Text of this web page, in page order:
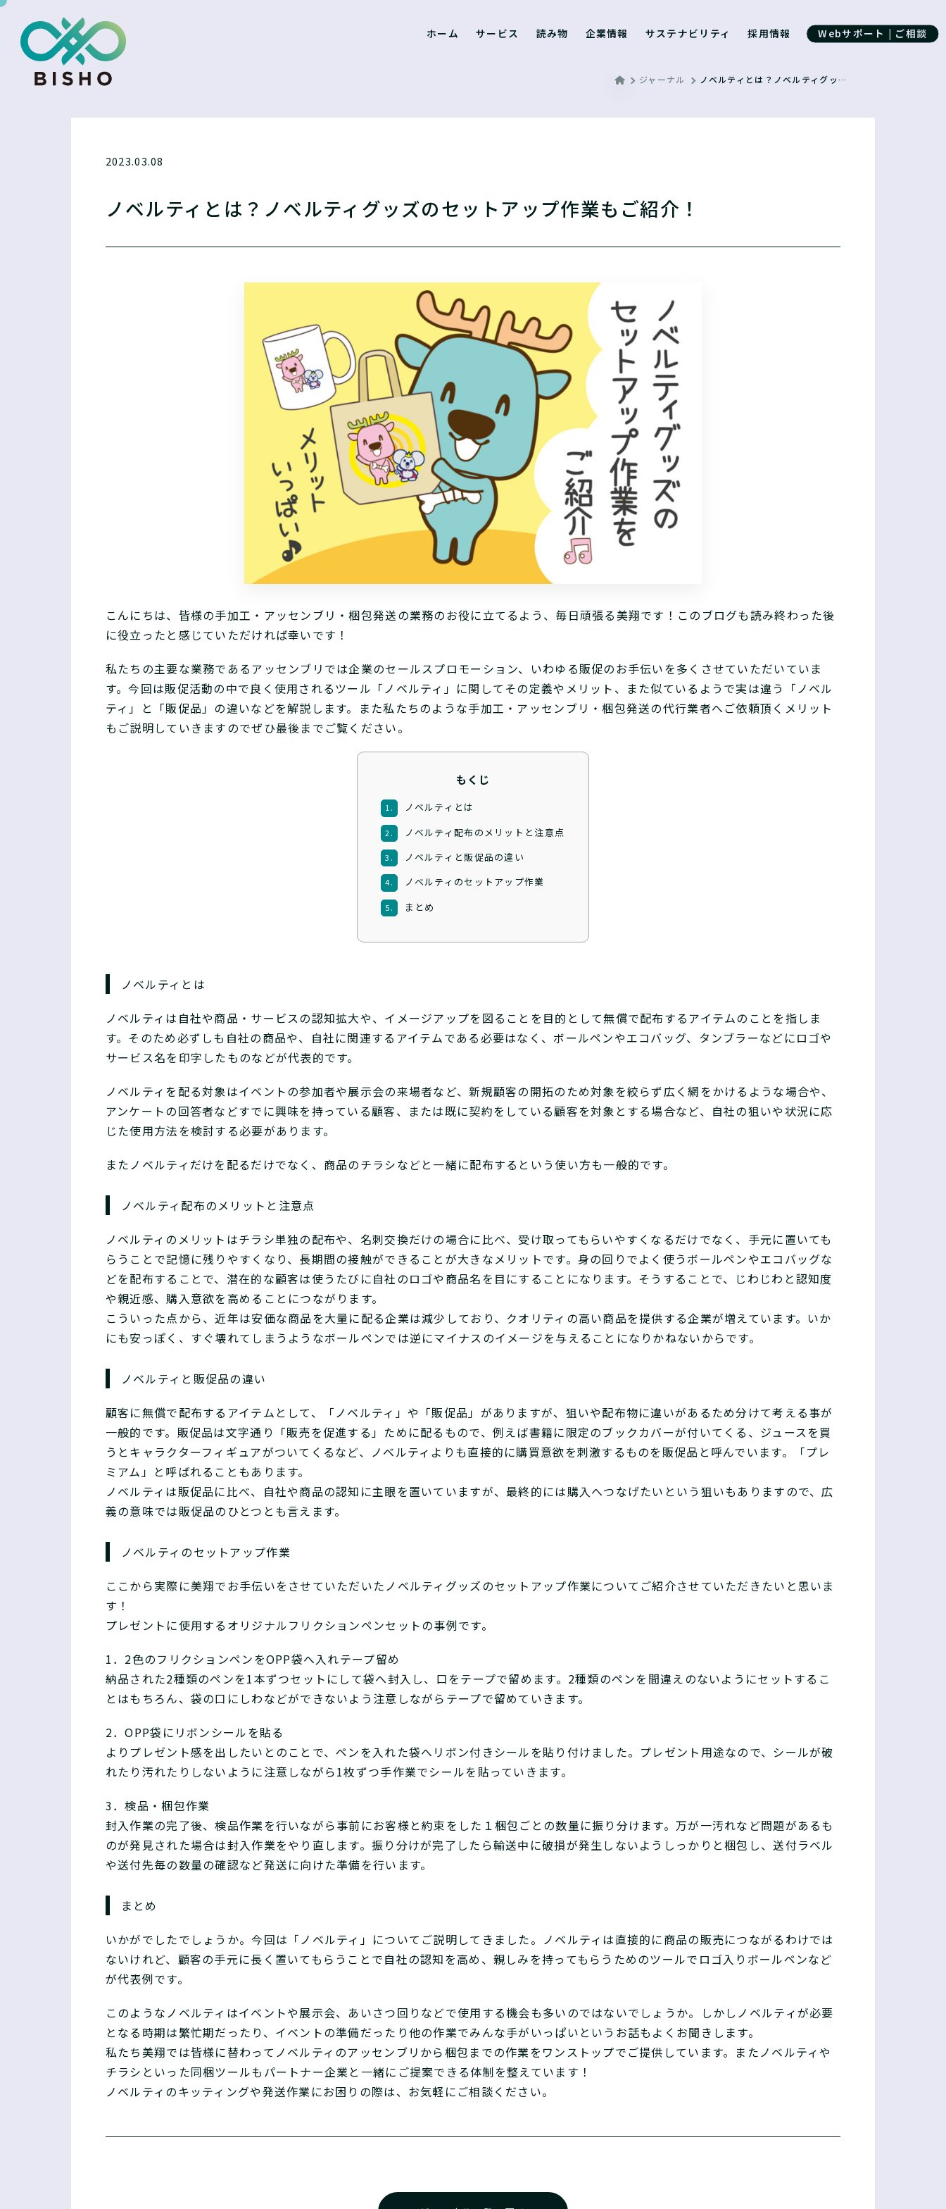
ホーム サービス 読み物 企業情報 サステナビリティ 採用情報 Webサポート | ご相談
ジャーナル ノベルティとは？ノベルティグッズのセットアップ作業もご紹介！
2023.03.08
ノベルティとは？ノベルティグッズのセットアップ作業もご紹介！
こんにちは、皆様の手加工・アッセンブリ・梱包発送の業務のお役に立てるよう、毎日頑張る美翔です！このブログも読み終わった後
に役立ったと感じていただければ幸いです！
私たちの主要な業務であるアッセンブリでは企業のセールスプロモーション、いわゆる販促のお手伝いを多くさせていただいていま
す。今回は販促活動の中で良く使用されるツール「ノベルティ」に関してその定義やメリット、また似ているようで実は違う「ノベル
ティ」と「販促品」の違いなどを解説します。また私たちのような手加工・アッセンブリ・梱包発送の代行業者へご依頼頂くメリット
もご説明していきますのでぜひ最後までご覧ください。
もくじ
1. ノベルティとは
2. ノベルティ配布のメリットと注意点
3. ノベルティと販促品の違い
4. ノベルティのセットアップ作業
5. まとめ
ノベルティとは
ノベルティは自社や商品・サービスの認知拡大や、イメージアップを図ることを目的として無償で配布するアイテムのことを指しま
す。そのため必ずしも自社の商品や、自社に関連するアイテムである必要はなく、ボールペンやエコバッグ、タンブラーなどにロゴや
サービス名を印字したものなどが代表的です。
ノベルティを配る対象はイベントの参加者や展示会の来場者など、新規顧客の開拓のため対象を絞らず広く網をかけるような場合や、
アンケートの回答者などすでに興味を持っている顧客、または既に契約をしている顧客を対象とする場合など、自社の狙いや状況に応
じた使用方法を検討する必要があります。
またノベルティだけを配るだけでなく、商品のチラシなどと一緒に配布するという使い方も一般的です。
ノベルティ配布のメリットと注意点
ノベルティのメリットはチラシ単独の配布や、名刺交換だけの場合に比べ、受け取ってもらいやすくなるだけでなく、手元に置いても
らうことで記憶に残りやすくなり、長期間の接触ができることが大きなメリットです。身の回りでよく使うボールペンやエコバッグな
どを配布することで、潜在的な顧客は使うたびに自社のロゴや商品名を目にすることになります。そうすることで、じわじわと認知度
や親近感、購入意欲を高めることにつながります。
こういった点から、近年は安価な商品を大量に配る企業は減少しており、クオリティの高い商品を提供する企業が増えています。いか
にも安っぽく、すぐ壊れてしまうようなボールペンでは逆にマイナスのイメージを与えることになりかねないからです。
ノベルティと販促品の違い
顧客に無償で配布するアイテムとして、「ノベルティ」や「販促品」がありますが、狙いや配布物に違いがあるため分けて考える事が
一般的です。販促品は文字通り「販売を促進する」ために配るもので、例えば書籍に限定のブックカバーが付いてくる、ジュースを買
うとキャラクターフィギュアがついてくるなど、ノベルティよりも直接的に購買意欲を刺激するものを販促品と呼んでいます。「プレ
ミアム」と呼ばれることもあります。
ノベルティは販促品に比べ、自社や商品の認知に主眼を置いていますが、最終的には購入へつなげたいという狙いもありますので、広
義の意味では販促品のひとつとも言えます。
ノベルティのセットアップ作業
ここから実際に美翔でお手伝いをさせていただいたノベルティグッズのセットアップ作業についてご紹介させていただきたいと思いま
す！
プレゼントに使用するオリジナルフリクションペンセットの事例です。
1．2色のフリクションペンをOPP袋へ入れテープ留め
納品された2種類のペンを1本ずつセットにして袋へ封入し、口をテープで留めます。2種類のペンを間違えのないようにセットするこ
とはもちろん、袋の口にしわなどができないよう注意しながらテープで留めていきます。
2．OPP袋にリボンシールを貼る
よりプレゼント感を出したいとのことで、ペンを入れた袋へリボン付きシールを貼り付けました。プレゼント用途なので、シールが破
れたり汚れたりしないように注意しながら1枚ずつ手作業でシールを貼っていきます。
3．検品・梱包作業
封入作業の完了後、検品作業を行いながら事前にお客様と約束をした１梱包ごとの数量に振り分けます。万が一汚れなど問題があるも
のが発見された場合は封入作業をやり直します。振り分けが完了したら輸送中に破損が発生しないようしっかりと梱包し、送付ラベル
や送付先毎の数量の確認など発送に向けた準備を行います。
まとめ
いかがでしたでしょうか。今回は「ノベルティ」についてご説明してきました。ノベルティは直接的に商品の販売につながるわけでは
ないけれど、顧客の手元に長く置いてもらうことで自社の認知を高め、親しみを持ってもらうためのツールでロゴ入りボールペンなど
が代表例です。
このようなノベルティはイベントや展示会、あいさつ回りなどで使用する機会も多いのではないでしょうか。しかしノベルティが必要
となる時期は繁忙期だったり、イベントの準備だったり他の作業でみんな手がいっぱいというお話もよくお聞きします。
私たち美翔では皆様に替わってノベルティのアッセンブリから梱包までの作業をワンストップでご提供しています。またノベルティや
チラシといった同梱ツールもパートナー企業と一緒にご提案できる体制を整えています！
ノベルティのキッティングや発送作業にお困りの際は、お気軽にご相談ください。